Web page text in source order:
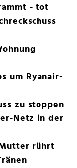
- tot
um Ryanair-
zu stoppen
Netz in der
rührt